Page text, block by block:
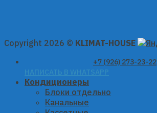
Copyright 2026 © KLIMAT-HOUSE
+7 (926) 273-23-22
НАПИСАТЬ В WHATSAPP
Кондиционеры
Блоки отдельно
Канальные